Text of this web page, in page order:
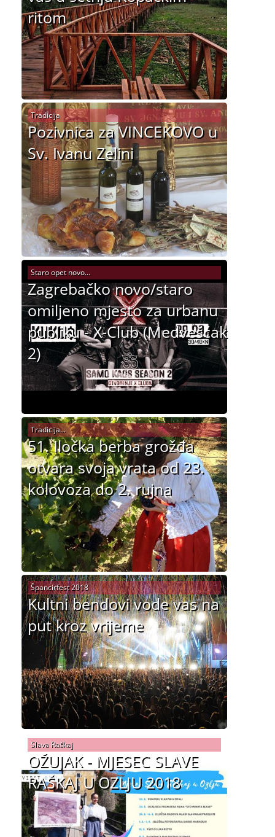
ritom
Pozivnica za VINCEKOVO u
Sv. Ivanu Zelini
Tradicija
Zagrebačko novo/staro
omiljeno mjesto za urbanu
publiku - X-Club (Medvešćak
2)
Staro opet novo...
51. Iločka berba grožđa
otvara svoja vrata od 23.
kolovoza do 2. rujna
Tradicija...
Kultni bendovi vode vas na
put kroz vrijeme
Špancirfest 2018
OŽUJAK - MJESEC SLAVE
RAŠKAJ U OZLJU 2018
Slava Raškaj